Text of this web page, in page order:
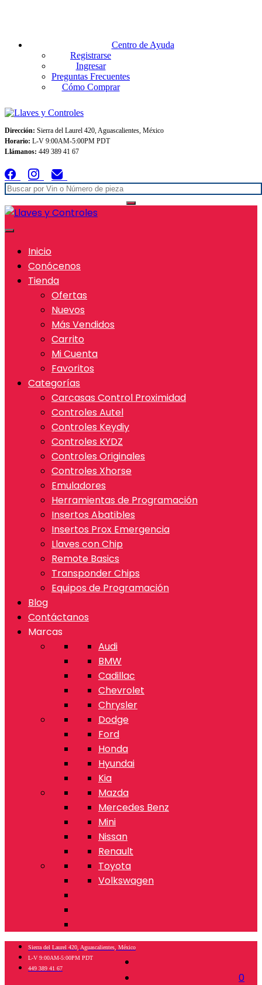
Centro de Ayuda
Registrarse
Ingresar
Preguntas Frecuentes
Cómo Comprar
Dirección: Sierra del Laurel 420, Aguascalientes, México
Horario: L-V 9:00AM-5:00PM PDT
Llámanos: 449 389 41 67
Inicio
Conócenos
Tienda
Ofertas
Nuevos
Más Vendidos
Carrito
Mi Cuenta
Favoritos
Categorías
Carcasas Control Proximidad
Controles Autel
Controles Keydiy
Controles KYDZ
Controles Originales
Controles Xhorse
Emuladores
Herramientas de Programación
Insertos Abatibles
Insertos Prox Emergencia
Llaves con Chip
Remote Basics
Transponder Chips
Equipos de Programación
Blog
Contáctanos
Marcas
Audi
BMW
Cadillac
Chevrolet
Chrysler
Dodge
Ford
Honda
Hyundai
Kia
Mazda
Mercedes Benz
Mini
Nissan
Renault
Toyota
Volkswagen
0
Sierra del Laurel 420, Aguascalientes, México
L-V 9:00AM-5:00PM PDT
449 389 41 67